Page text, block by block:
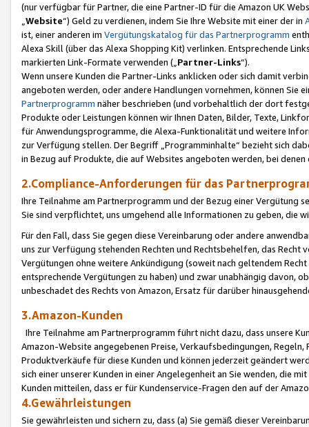
(nur verfügbar für Partner, die eine Partner-ID für die Amazon UK
Website“) Geld zu verdienen, indem Sie Ihre Website mit einer der in
ist, einer anderen im Vergütungskatalog für das Partnerprogramm
Alexa Skill (über das Alexa Shopping Kit) verlinken. Entsprechende
markierten Link-Formate verwenden („ Partner-Links“).
Wenn unsere Kunden die Partner-Links anklicken oder sich damit
angeboten werden, oder andere Handlungen vornehmen, können Sie
Partnerprogramm näher beschrieben (und vorbehaltlich der dort
Produkte oder Leistungen können wir Ihnen Daten, Bilder, Texte,
für Anwendungsprogramme, die Alexa-Funktionalität und weitere
zur Verfügung stellen. Der Begriff „Programminhalte“ bezieht sich
in Bezug auf Produkte, die auf Websites angeboten werden, bei
2.Compliance-Anforderungen für das
Ihre Teilnahme am Partnerprogramm und der Bezug einer Vergütung
Sie sind verpflichtet, uns umgehend alle Informationen zu geben, die
Für den Fall, dass Sie gegen diese Vereinbarung oder andere
uns zur Verfügung stehenden Rechten und Rechtsbehelfen, das
Vergütungen ohne weitere Ankündigung (soweit nach geltendem
entsprechende Vergütungen zu haben) und zwar unabhängig davon,
unbeschadet des Rechts von Amazon, Ersatz für darüber
3.Amazon-Kunden
Ihre Teilnahme am Partnerprogramm führt nicht dazu, dass unsere
Amazon-Website angegebenen Preise, Verkaufsbedingungen,
Produktverkäufe für diese Kunden und können jederzeit geändert
sich einer unserer Kunden in einer Angelegenheit an Sie wenden, die
Kunden mitteilen, dass er für Kundenservice-Fragen den auf der
4.Gewährleistungen
Sie gewährleisten und sichern zu, dass (a) Sie gemäß dieser